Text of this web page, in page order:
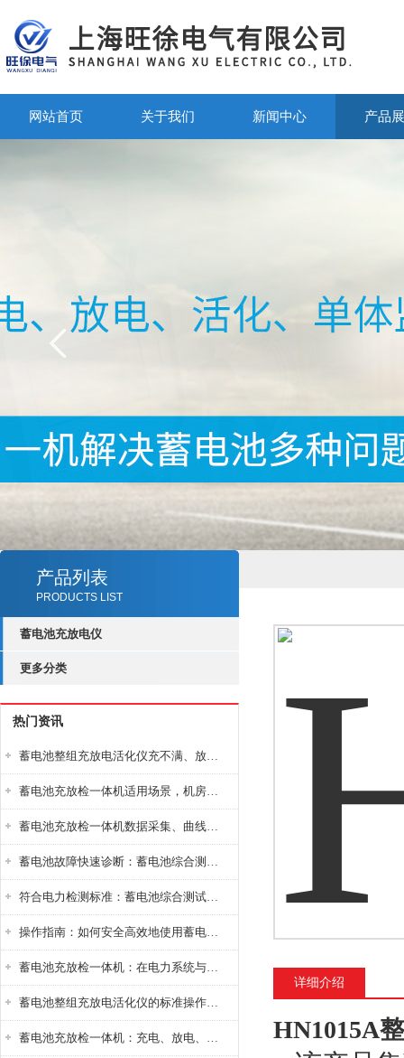
网站首页 关于我们 新闻中心 产品
产品列表
PRODUCTS LIST
蓄电池充放电仪
更多分类
热门资讯
蓄电池整组充放电活化仪充不满、放不完怎么办？
蓄电池充放检一体机适用场景，机房基站变电站铅酸蓄电池维护检测应用
蓄电池充放检一体机数据采集、曲线分析与电池健康状态智能评估功能详解
蓄电池故障快速诊断：蓄电池综合测试仪判断落后电池的方法与标准
符合电力检测标准：蓄电池综合测试仪测试规范与精度校准方法详解
操作指南：如何安全高效地使用蓄电池智能活化仪？
蓄电池充放检一体机：在电力系统与储能设备中的创新应用，确保蓄电池性能与可靠性
蓄电池整组充放电活化仪的标准操作流程：从接线设置到充放电参数设定的安全规范
蓄电池充放检一体机：充电、放电、检测三功能集成设备
详细介绍
HN1015A